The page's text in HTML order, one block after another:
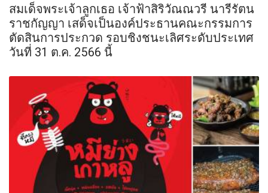
สมเด็จพระเจ้าลูกเธอ เจ้าฟ้าสิริวัณณวรี นารีรัตน
ราชกัญญา เสด็จเป็นองค์ประธานคณะกรรมการ
ตัดสินการประกวด รอบชิงชนะเลิศระดับประเทศ
วันที่ 31 ต.ค. 2566 นี้